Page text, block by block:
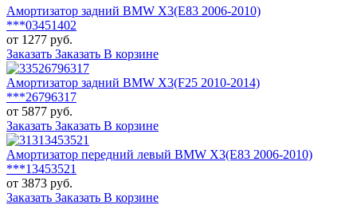
Амортизатор задний BMW X3(E83 2006-2010)
***03451402
от 1277 руб.
Заказать Заказать В корзине
Амортизатор задний BMW X3(F25 2010-2014)
***26796317
от 5877 руб.
Заказать Заказать В корзине
Амортизатор передний левый BMW X3(E83 2006-2010)
***13453521
от 3873 руб.
Заказать Заказать В корзине